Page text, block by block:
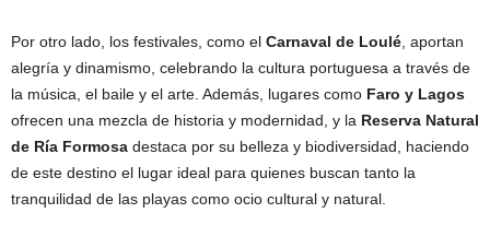
Por otro lado, los festivales, como el Carnaval de Loulé, aportan
alegría y dinamismo, celebrando la cultura portuguesa a través de
la música, el baile y el arte. Además, lugares como Faro y Lagos
ofrecen una mezcla de historia y modernidad, y la Reserva Natural
de Ría Formosa destaca por su belleza y biodiversidad, haciendo
de este destino el lugar ideal para quienes buscan tanto la
tranquilidad de las playas como ocio cultural y natural.